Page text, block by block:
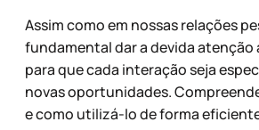
Assim como em nossas relações
fundamental dar a devida atenção
para que cada interação seja
novas oportunidades.
e como utilizá-lo de forma